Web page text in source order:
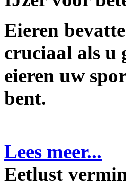
Eieren
cruciaal als u
eieren uw
bent.
Lees meer...
Eetlust